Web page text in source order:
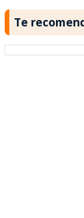
Te